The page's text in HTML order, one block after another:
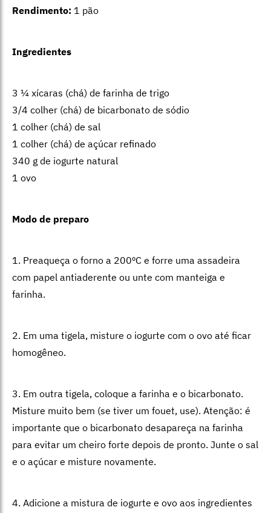
Rendimento: 1 pão
Ingredientes
3 ¼ xícaras (chá) de farinha de trigo
3/4 colher (chá) de bicarbonato de sódio
1 colher (chá) de sal
1 colher (chá) de açúcar refinado
340 g de iogurte natural
1 ovo
Modo de preparo
1. Preaqueça o forno a 200ºC e forre uma assadeira
com papel antiaderente ou unte com manteiga e
farinha.
2. Em uma tigela, misture o iogurte com o ovo até ficar
homogêneo.
3. Em outra tigela, coloque a farinha e o bicarbonato.
Misture muito bem (se tiver um fouet, use). Atenção: é
importante que o bicarbonato desapareça na farinha
para evitar um cheiro forte depois de pronto. Junte o sal
e o açúcar e misture novamente.
4. Adicione a mistura de iogurte e ovo aos ingredientes